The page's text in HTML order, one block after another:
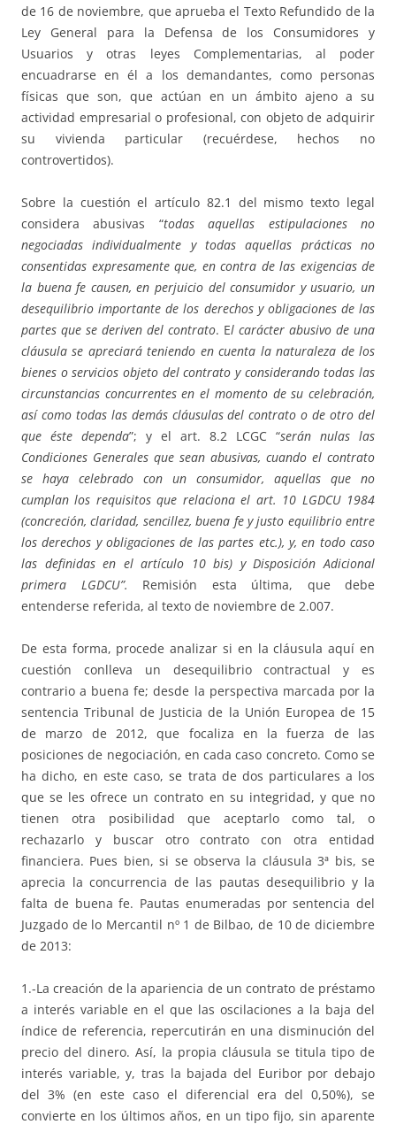
de 16 de noviembre, que aprueba el Texto Refundido de la
Ley General para la Defensa de los Consumidores y
Usuarios y otras leyes Complementarias, al poder
encuadrarse en él a los demandantes, como personas
físicas que son, que actúan en un ámbito ajeno a su
actividad empresarial o profesional, con objeto de adquirir
su vivienda particular (recuérdese, hechos no
controvertidos).
Sobre la cuestión el artículo 82.1 del mismo texto legal
considera abusivas “todasaquellas estipulaciones no
negociadas individualmente y todas aquellas prácticas no
consentidas expresamente que, en contra de las exigencias de
la buena fe causen, en perjuicio del consumidor y usuario, un
desequilibrio importante de los derechos y obligaciones de las
partes que se deriven del contrato. El carácter abusivo de una
cláusula se apreciará teniendo encuenta la naturaleza de los
bienes o servicios objeto del contrato y considerando todas las
circunstancias concurrentes en el momento de su celebración,
así como todas las demás cláusulas del contrato o de otro del
que éste dependa”; y el art. 8.2 LCGC “serán nulas las
Condiciones Generales que sean abusivas, cuando el contrato
se haya celebrado con un consumidor, aquellas que no
cumplan los requisitos que relaciona el art. 10 LGDCU 1984
(concreción, claridad, sencillez, buena fe y justo equilibrio entre
los derechos y obligaciones de las partes etc.), y, en todo caso
las definidas en el artículo 10 bis) y Disposición Adicional
primera LGDCU”. Remisión esta última, que debe
entenderse referida, al texto de noviembre de 2.007.
De esta forma, procede analizar si en la cláusula aquí en
cuestión conlleva un desequilibrio contractual y es
contrario a buena fe; desde la perspectiva marcada por la
sentencia Tribunal de Justicia de la Unión Europea de 15
de marzo de 2012, que focaliza en la fuerza de las
posiciones de negociación, en cada caso concreto. Como se
ha dicho, en este caso, se trata de dos particulares a los
que se les ofrece un contrato en su integridad, y que no
tienen otra posibilidad que aceptarlo como tal, o
rechazarlo y buscar otro contrato con otra entidad
financiera. Pues bien, si se observa la cláusula 3ª bis, se
aprecia la concurrencia de las pautas desequilibrio y la
falta de buena fe. Pautas enumeradas por sentencia del
Juzgado de lo Mercantil nº 1 de Bilbao, de 10 de diciembre
de 2013:
1.-La creación de la apariencia de un contrato de préstamo
a interés variable en el que las oscilaciones a la baja del
índice de referencia, repercutirán en una disminución del
precio del dinero. Así, la propia cláusula se titula tipo de
interés variable, y, tras la bajada del Euribor por debajo
del 3% (en este caso el diferencial era del 0,50%), se
convierte en los últimos años, en un tipo fijo, sin aparente